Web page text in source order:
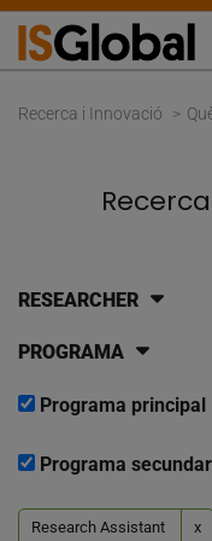
Recerca i Innovació
RESEARCHER
PROGRAMA
Programa principal
Programa
Research Assistant x